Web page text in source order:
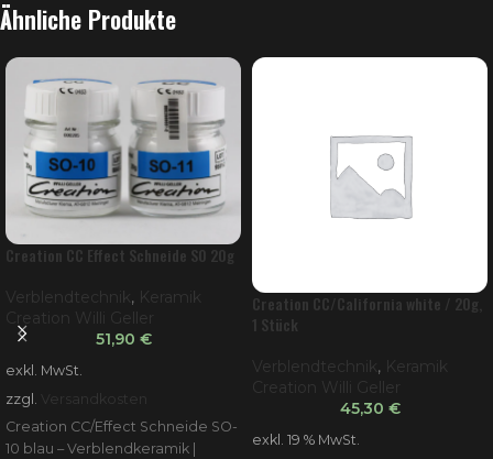
Ähnliche Produkte
Creation CC Effect Schneide SO 20g
Verblendtechnik , Keramik
Creation Willi Geller
51,90 €
exkl. MwSt.
zzgl. Versandkosten
Creation CC/Effect Schneide SO-
10 blau – Verblendkeramik |
Creation CC/California white / 20g,
1 Stück
Verblendtechnik , Keramik
Creation Willi Geller
45,30 €
exkl. 19 % MwSt.